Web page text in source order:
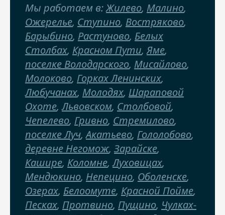
Мы работаем в:Жилево, Малино,
Ожерелье, Ступино, Востряково,
Барыбино, Растуново, Белых
Столбах, Красном Пути,Яме,
поселке Володарского, Мисайлово,
Молоково, Горках Ленинских,
Любучанах, Молодях, Шараповой
Охоте,Львовском, Столбовой,
Чепелево, Гривно, Стремилово,
поселке Луч,Акатьево, Гололобово,
деревне Негомож, Зарайске,
Кашире, Коломне,Луховицах,
Мендюкино, Непецино, Оболенске,
Озерах, Белоомуте, Красной Пойме,
Песках, Протвино, Пущино, Чулках-